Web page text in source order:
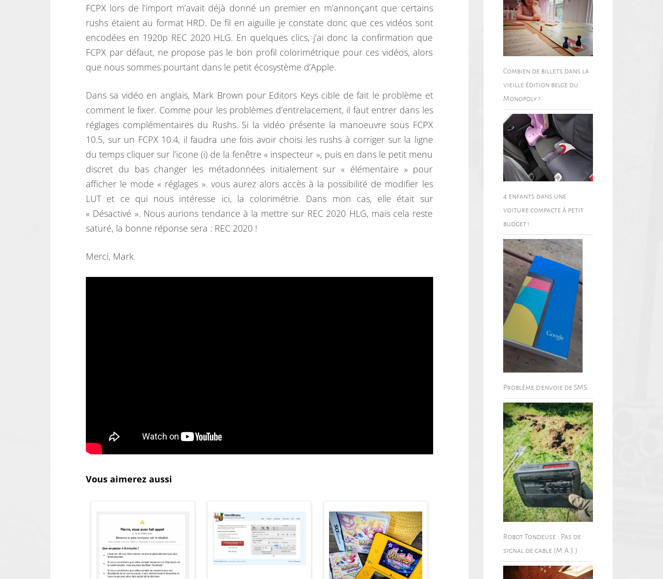
E
V
I
D
É
S
A
T
U
R
É
E
D
E
P
.
FCPX lors de l’import m’avait déjà donné un premier en m’annonçant que certains
rushs étaient au format HRD. De fil en aiguille je constate donc que ces vidéos sont
encodées en 1920p REC 2020 HLG. En quelques clics, j’ai donc la confirmation que
FCPX par défaut, ne propose pas le bon profil colorimétrique pour ces vidéos, alors
que nous sommes pourtant dans le petit écosystème d’Apple.
Dans sa vidéo en anglais, Mark Brown pour Editors Keys cible de fait le problème et
comment le fixer. Comme pour les problèmes d’entrelacement, il faut entrer dans les
réglages complémentaires du Rushs. Si la vidéo présente la manoeuvre sous FCPX
10.5, sur un FCPX 10.4, il faudra une fois avoir choisi les rushs à corriger sur la ligne
du temps cliquer sur l’icone (i) de la fenêtre « inspecteur », puis en dans le petit menu
discret du bas changer les métadonnées initialement sur « élémentaire » pour
afficher le mode « réglages ». vous aurez alors accès à la possibilité de modifier les
LUT et ce qui nous intéresse ici, la colorimétrie. Dans mon cas, elle était sur
« Désactivé ». Nous aurions tendance à la mettre sur REC 2020 HLG, mais cela reste
saturé, la bonne réponse sera : REC 2020 !
Merci, Mark.
Vous aimerez aussi
Combien de billets dans la
vieille édition belge du
Monopoly ?
4 enfants dans une
voiture compacte à petit
budget !
Problème d’envoie de SMS
Robot Tondeuse : Pas de
signal de cable (M.A.J.)